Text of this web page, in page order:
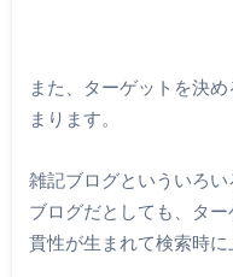
また、ターゲットを決
まります。
雑記ブログといういろ
ブログだとしても、タ
貫性が生まれて検索時に